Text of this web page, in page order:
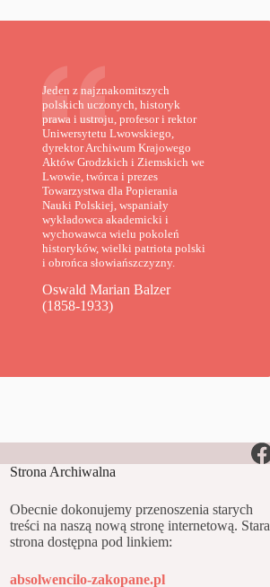
Jeden z najznakomitszych
polskich uczonych, historyk
prawa i ustroju, profesor i rektor
Uniwersytetu Lwowskiego,
dyrektor Archiwum Krajowego
Aktów Grodzkich i Ziemskich we
Lwowie, twórca i prezes
Towarzystwa dla Popierania
Nauki Polskiej, wspaniały
wykładowca akademicki i
wychowawca wielu pokoleń
historyków, wielki patriota polski
i obrońca słowiańszczyzny.
Oswald Marian Balzer
(1858-1933)
Strona Archiwalna
Obecnie dokonujemy przenoszenia starych
treści na naszą nową stronę internetową. Stara
strona dostępna pod linkiem:
absolwencilo-zakopane.pl